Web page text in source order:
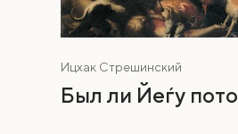
Ицхак Стрешинский
Был ли Йеѓу